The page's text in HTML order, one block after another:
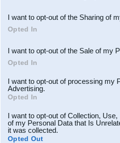
Downstream Participants
third parties.
I want to opt-out of the Sharing of
Opted In
I want to opt-out of the Sale of my
Opted In
I want to opt-out of processing my
Advertising.
Opted In
I want to opt-out of Collection,
of my Personal Data that Is
it was collected.
Opted Out